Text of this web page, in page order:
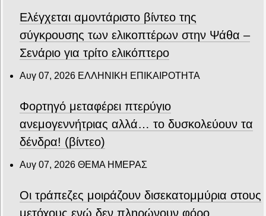
Ελέγχεται αμοντάριστο βίντεο της
σύγκρουσης των ελικοπτέρων στην Ψάθα –
Σενάριο για τρίτο ελικόπτερο
Αυγ 07, 2026 ΕΛΛΗΝΙΚΗ ΕΠΙΚΑΙΡΟΤΗΤΑ
Φορτηγό μεταφέρει πτερύγιο
ανεμογεννήτριας αλλά… το δυσκολεύουν τα
δένδρα! (βίντεο)
Αυγ 07, 2026 ΘΕΜΑ ΗΜΕΡΑΣ
Οι τράπεζες μοιράζουν δισεκατομμύρια στους
μετόχους ενώ δεν πληρώνουν φόρο